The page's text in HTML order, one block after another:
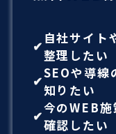
自社サイト
整理したい
SEOや導線
知りたい
今のWEB
確認したい